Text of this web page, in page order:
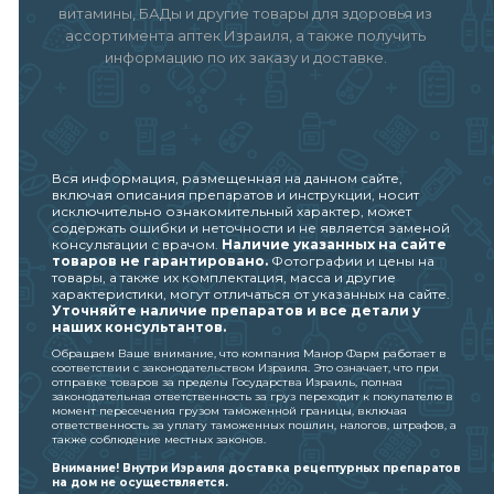
витамины, БАДы и другие товары для здоровья из
ассортимента аптек Израиля, а также получить
информацию по их заказу и доставке.
Вся информация, размещенная на данном сайте,
включая описания препаратов и инструкции, носит
исключительно ознакомительный характер, может
содержать ошибки и неточности и не является заменой
консультации с врачом. Наличие указанных на сайте
товаров не гарантировано. Фотографии и цены на
товары, а также их комплектация, масса и другие
характеристики, могут отличаться от указанных на сайте.
Уточняйте наличие препаратов и все детали у
наших консультантов.
Обращаем Ваше внимание, что компания Манор Фарм работает в
соответствии с законодательством Израиля. Это означает, что при
отправке товаров за пределы Государства Израиль, полная
законодательная ответственность за груз переходит к покупателю в
момент пересечения грузом таможенной границы, включая
ответственность за уплату таможенных пошлин, налогов, штрафов, а
также соблюдение местных законов.
Внимание! Внутри Израиля доставка рецептурных препаратов
на дом не осуществляется.